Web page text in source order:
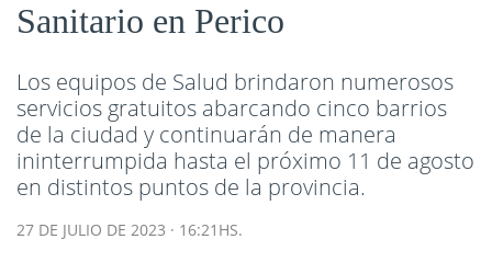
Sanitario en Perico
Los equipos de Salud brindaron numerosos
servicios gratuitos abarcando cinco barrios
de la ciudad y continuarán de manera
ininterrumpida hasta el próximo 11 de agosto
en distintos puntos de la provincia.
27 DE JULIO DE 2023 · 16:21HS.